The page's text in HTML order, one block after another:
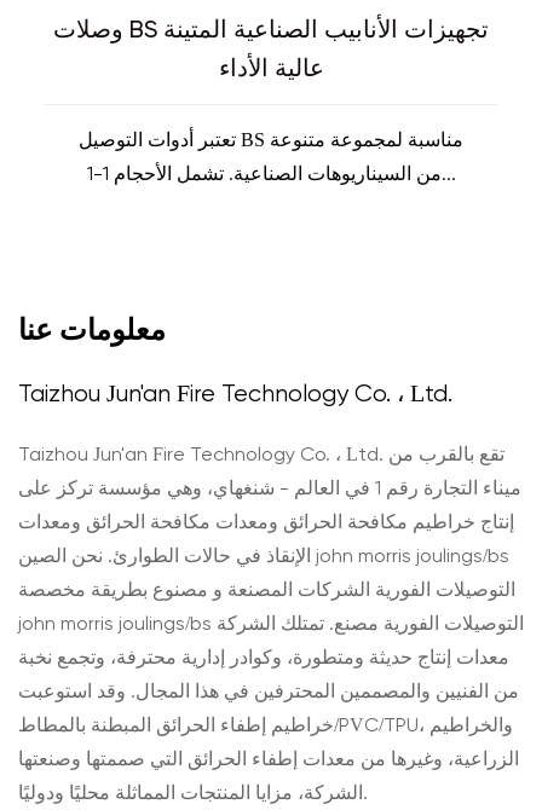
وصلات BS تجهيزات الأنابيب الصناعية المتينة
عالية الأداء
تعتبر أدوات التوصيل BS مناسبة لمجموعة متنوعة
من السيناريوهات الصناعية. تشمل الأحجام 1-1...
معلومات عنا
Taizhou Jun'an Fire Technology Co. ، Ltd.
Taizhou Jun'an Fire Technology Co. ، Ltd. تقع بالقرب من
ميناء التجارة رقم 1 في العالم - شنغهاي، وهي مؤسسة تركز على
إنتاج خراطيم مكافحة الحرائق ومعدات مكافحة الحرائق ومعدات
الإنقاذ في حالات الطوارئ. نحن
الصين john morris joulings/bs
التوصيلات الفورية الشركات المصنعة و مصنوع بطريقة مخصصة
john morris joulings/bs التوصيلات الفورية مصنع. تمتلك الشركة
معدات إنتاج حديثة ومتطورة، وكوادر إدارية محترفة، وتجمع نخبة
من الفنيين والمصممين المحترفين في هذا المجال. وقد استوعبت
خراطيم إطفاء الحرائق المبطنة بالمطاط/PVC/TPU، والخراطيم
الزراعية، وغيرها من معدات إطفاء الحرائق التي صممتها وصنعتها
الشركة، مزايا المنتجات المماثلة محليًا ودوليًا.